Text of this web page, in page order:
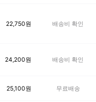
22,750원 배송비 확인
24,200원 배송비 확인
25,100원 무료배송